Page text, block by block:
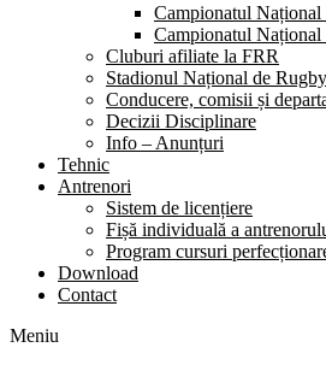
Campionatul
Campionatul
Cluburi afiliate la FRR
Stadionul Național de
Conducere, comisii și
Decizii Disciplinare
Info – Anunțuri
Tehnic
Antrenori
Sistem de licențiere
Fișă individuală a
Program cursuri
Download
Contact
Meniu